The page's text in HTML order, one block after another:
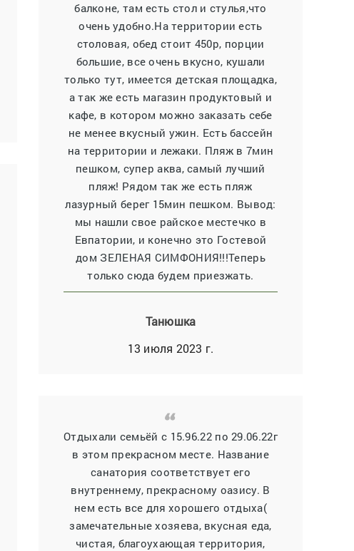
балконе, там есть стол и стулья,что
очень удобно.На территории есть
столовая, обед стоит 450р, порции
большие, все очень вкусно, кушали
только тут, имеется детская площадка,
а так же есть магазин продуктовый и
кафе, в котором можно заказать себе
не менее вкусный ужин. Есть бассейн
на территории и лежаки. Пляж в 7мин
пешком, супер аква, самый лучший
пляж! Рядом так же есть пляж
лазурный берег 15мин пешком. Вывод:
мы нашли свое райское местечко в
Евпатории, и конечно это Гостевой
дом ЗЕЛЕНАЯ СИМФОНИЯ!!!Теперь
только сюда будем приезжать.
Танюшка
13 июля 2023 г.
Отдыхали семьёй с 15.96.22 по 29.06.22г
в этом прекрасном месте. Название
санатория соответствует его
внутреннему, прекрасному оазису. В
нем есть все для хорошего отдыха(
замечательные хозяева, вкусная еда,
чистая, благоухающая территория,